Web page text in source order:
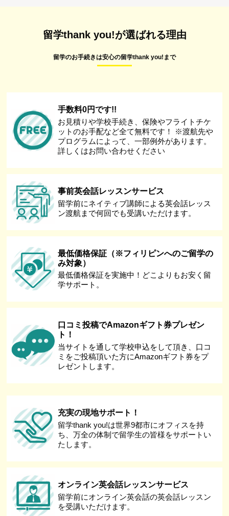
留学thank you!が選ばれる理由
留学のお手続きは安心の留学thank you!まで
手数料0円です!!
お見積りや学校手続き、保険やフライトチケ
ットのお手配など全て無料です！ ※渡航先や
プログラムによって、一部例外があります。
詳しくはお問い合わせください
事前英会話レッスンサービス
留学前にネイティブ講師による英会話レッス
ン渡航まで何回でも受講いただけます。
最低価格保証（※フィリピンへのご留学の
み対象）
最低価格保証を実施中！どこよりもお安く留
学サポート。
口コミ投稿でAmazonギフト券プレゼン
ト！
当サイトを通して学校申込をして頂き、口コ
ミをご投稿頂いた方にAmazonギフト券をプ
レゼントします。
充実の現地サポート！
留学thank you!は世界9都市にオフィスを持
ち、万全の体制で留学生の皆様をサポートい
たします。
オンライン英会話レッスンサービス
留学前にオンライン英会話の英会話レッスン
を受講いただけます。